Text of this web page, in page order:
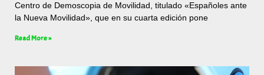
Centro de Demoscopia de Movilidad, titulado «Españoles ante
la Nueva Movilidad», que en su cuarta edición pone
Read More »